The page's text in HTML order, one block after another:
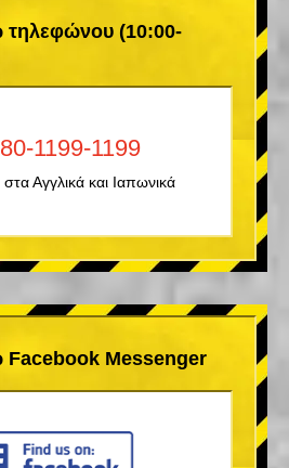
(10:00-
1199-1199
Αγγλικά και Ιαπωνικά
Messenger